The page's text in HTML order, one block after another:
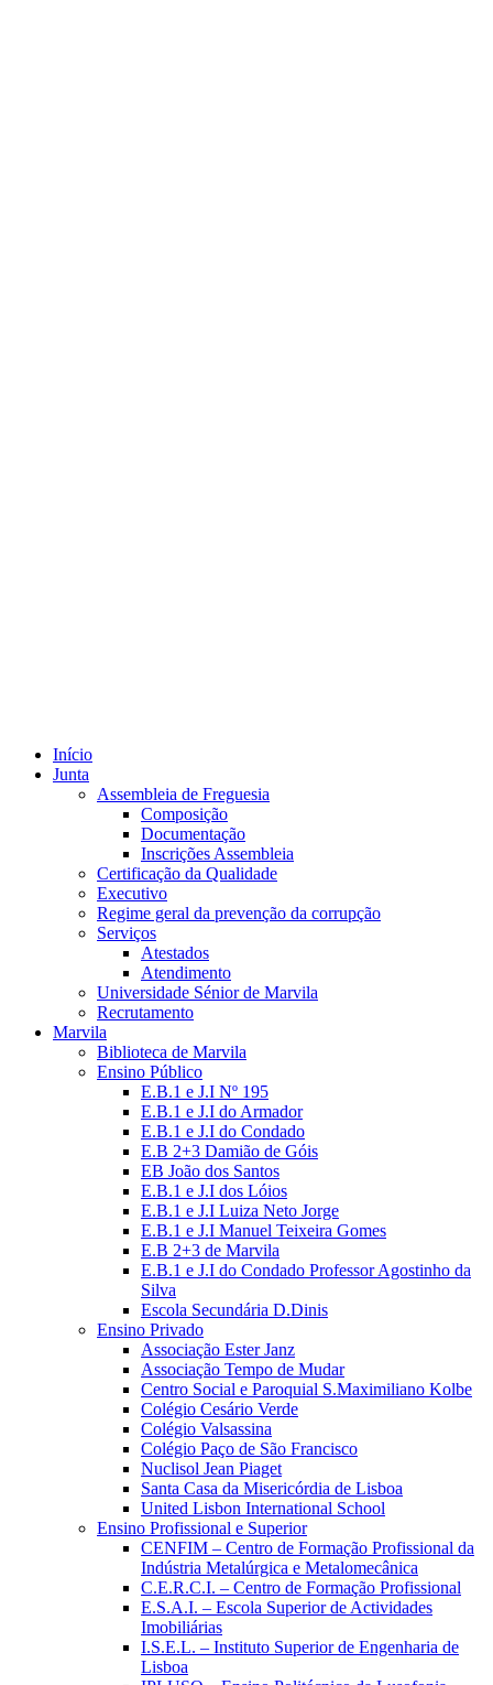
Início
Junta
Assembleia de Freguesia
Composição
Documentação
Inscrições Assembleia
Certificação da Qualidade
Executivo
Regime geral da prevenção da corrupção
Serviços
Atestados
Atendimento
Universidade Sénior de Marvila
Recrutamento
Marvila
Biblioteca de Marvila
Ensino Público
E.B.1 e J.I Nº 195
E.B.1 e J.I do Armador
E.B.1 e J.I do Condado
E.B 2+3 Damião de Góis
EB João dos Santos
E.B.1 e J.I dos Lóios
E.B.1 e J.I Luiza Neto Jorge
E.B.1 e J.I Manuel Teixeira Gomes
E.B 2+3 de Marvila
E.B.1 e J.I do Condado Professor Agostinho da
Silva
Escola Secundária D.Dinis
Ensino Privado
Associação Ester Janz
Associação Tempo de Mudar
Centro Social e Paroquial S.Maximiliano Kolbe
Colégio Cesário Verde
Colégio Valsassina
Colégio Paço de São Francisco
Nuclisol Jean Piaget
Santa Casa da Misericórdia de Lisboa
United Lisbon International School
Ensino Profissional e Superior
CENFIM – Centro de Formação Profissional da
Indústria Metalúrgica e Metalomecânica
C.E.R.C.I. – Centro de Formação Profissional
E.S.A.I. – Escola Superior de Actividades
Imobiliárias
I.S.E.L. – Instituto Superior de Engenharia de
Lisboa